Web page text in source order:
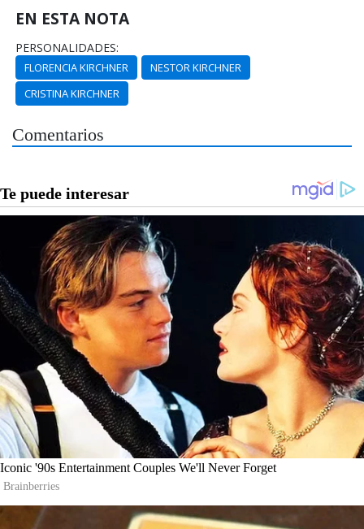
EN ESTA NOTA
PERSONALIDADES:
FLORENCIA KIRCHNER
NESTOR KIRCHNER
CRISTINA KIRCHNER
Comentarios